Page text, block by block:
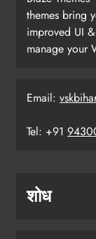
themes bring
improved UI
manage your
Email:
Tel: +91
शोध